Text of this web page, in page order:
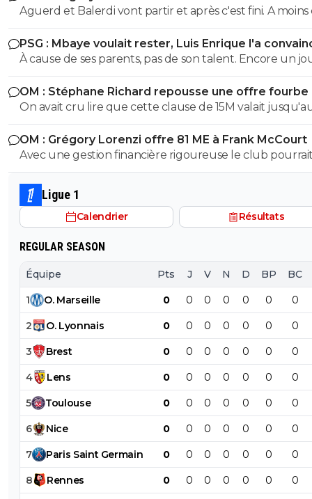
Aguerd et Balerdi vont partir et après c'est fini. A moins d'une
offre irrefusable. Avec ça on va arriver a a peu près a
avec les salaires économisés
PSG : Mbaye voulait rester, Luis Enrique l'a
À cause de ses parents, pas de son talent. Encore un
avec entourage nocif.
OM : Stéphane Richard repousse une offre fourbe
Aguerd
On avait cru lire que cette clause de 15M valait
juillet. ?
OM : Grégory Lorenzi offre 81 ME à Frank McCourt
Avec une gestion financière rigoureuse le club
envisager une capitalisation supérieure au 1,2 milliards
comme base de négociation avec l’Arabie Saoudite!
Ligue 1
Calendrier Résultats
REGULAR SEASON
Équipe Pts J V N D BP BC
1 O. Marseille 0 0 0 0 0 0 0
2 O. Lyonnais 0 0 0 0 0 0 0
3 Brest 0 0 0 0 0 0 0
4 Lens 0 0 0 0 0 0 0
5 Toulouse 0 0 0 0 0 0 0
6 Nice 0 0 0 0 0 0 0
7 Paris Saint Germain 0 0 0 0 0 0 0
8 Rennes 0 0 0 0 0 0 0